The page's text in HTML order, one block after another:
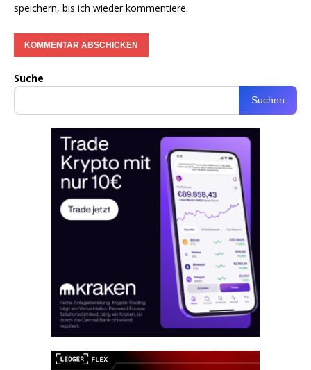
speichern, bis ich wieder kommentiere.
Suche
Suchen